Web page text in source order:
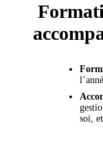
soi,